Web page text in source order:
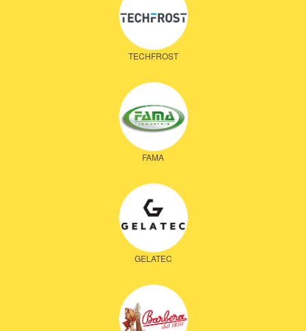
TECHFROST
FAMA
GELATEC